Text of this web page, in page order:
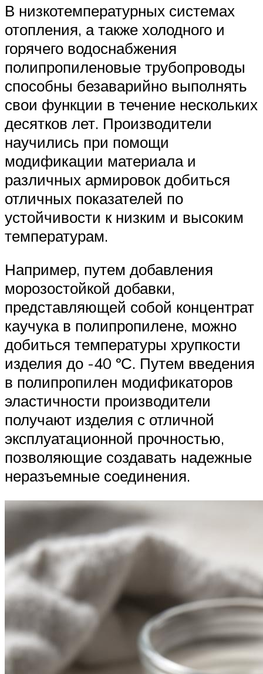
В низкотемпературных системах
отопления, а также холодного и
горячего водоснабжения
полипропиленовые трубопроводы
способны безаварийно выполнять
свои функции в течение нескольких
десятков лет. Производители
научились при помощи
модификации материала и
различных армировок добиться
отличных показателей по
устойчивости к низким и высоким
температурам.
Например, путем добавления
морозостойкой добавки,
представляющей собой концентрат
каучука в полипропилене, можно
добиться температуры хрупкости
изделия до -40 ºС. Путем введения
в полипропилен модификаторов
эластичности производители
получают изделия с отличной
эксплуатационной прочностью,
позволяющие создавать надежные
неразъемные соединения.